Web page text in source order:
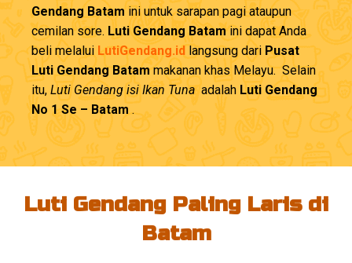
Gendang Batamini untuk sarapan pagi ataupun
cemilan sore. Luti Gendang Batamini dapat Anda
beli melalui LutiGendang.id langsung dari Pusat
Luti Gendang Batammakanan khas Melayu. Selain
itu, Luti Gendang isi Ikan Tunaadalah Luti Gendang
No 1 Se – Batam.
Luti Gendang Paling Laris di
Batam